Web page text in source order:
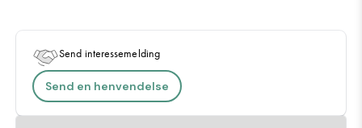
Send interessemelding
Send en henvendelse